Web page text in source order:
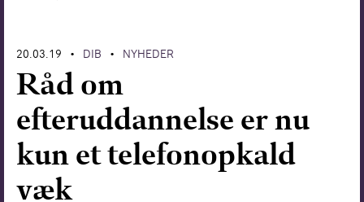
20.03.19 • DIB • NYHEDER
Råd om
efteruddannelse er nu
kun et telefonopkald
væk